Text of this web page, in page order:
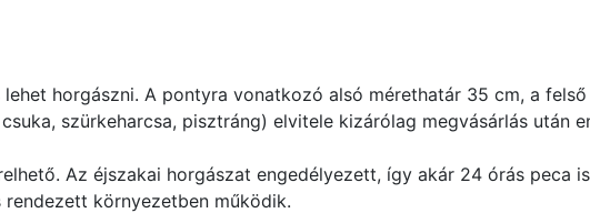
horgászni. A pontyra vonatkozó alsó mérethatár 35 cm, a
szürkeharcsa, pisztráng) elvitele kizárólag megvásárlás után
Az éjszakai horgászat engedélyezett, így akár 24 órás peca
környezetben működik.